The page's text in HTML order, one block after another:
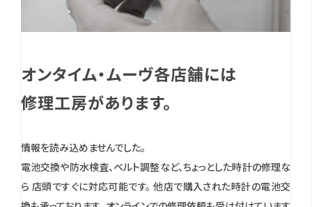
オンタイム・ムーヴ各店舗には
修理工房があります。
情報を読み込めませんでした。
電池交換や防水検査、ベルト調整など、ちょっとした時計の修理な
ら 店頭ですぐに対応可能です。 他店で購入された時計の電池交